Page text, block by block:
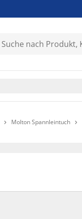
 Molton Spannleintuch 